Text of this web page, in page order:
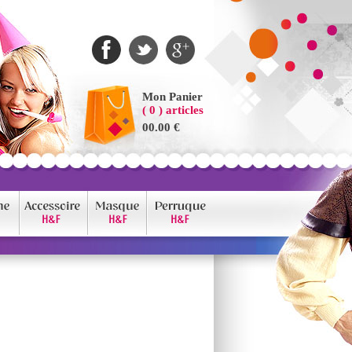
Mon Panier
( 0 ) articles
00.00 €